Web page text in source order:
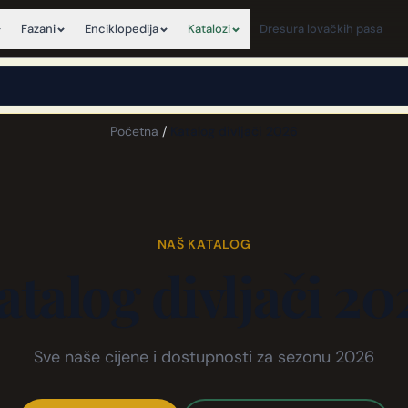
Fazani Enciklopedija Katalozi Dresura lovačkih pasa
Početna /
NAŠ KATALOG
Sve naše cijene i dostupnosti za sezonu 2026